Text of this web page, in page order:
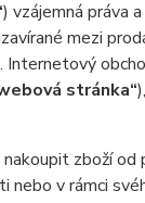
) vzájemná práva
mezi
stránka“
zboží od
nebo v rámci